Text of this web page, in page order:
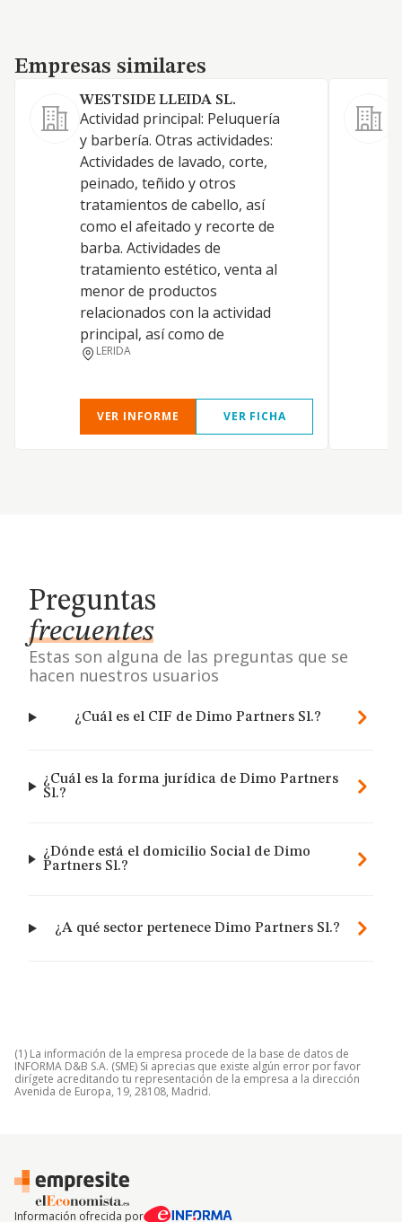
Empresas similares
Empresas similares
WESTSIDE LLEIDA SL.
Actividad principal: Peluquería
y barbería. Otras actividades:
Actividades de lavado, corte,
peinado, teñido y otros
tratamientos de cabello, así
como el afeitado y recorte de
barba. Actividades de
tratamiento estético, venta al
menor de productos
relacionados con la actividad
principal, así como de
LERIDA
VER INFORME VER FICHA
Preguntas
frecuentes
Estas son alguna de las preguntas que se
hacen nuestros usuarios
¿Cuál es el CIF de Dimo Partners Sl.?
¿Cuál es la forma jurídica de Dimo Partners
Sl.?
¿Dónde está el domicilio Social de Dimo
Partners Sl.?
¿A qué sector pertenece Dimo Partners Sl.?
(1) La información de la empresa procede de la base de datos de
INFORMA D&B S.A. (SME) Si aprecias que existe algún error por favor
dirígete acreditando tu representación de la empresa a la dirección
Avenida de Europa, 19, 28108, Madrid.
Información ofrecida por